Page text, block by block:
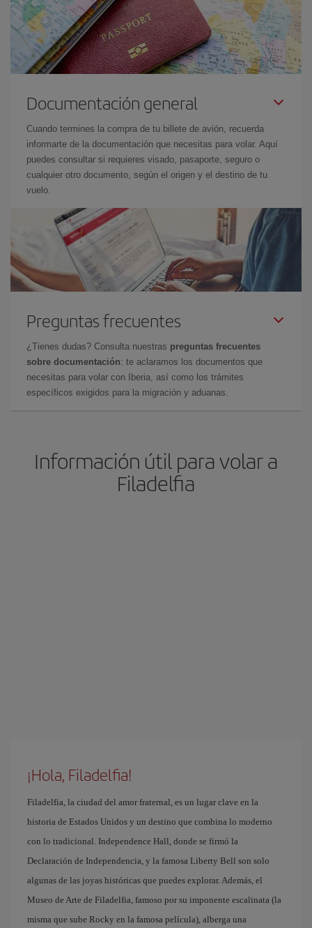
Documentación general
Cuando termines la compra de tu billete de avión, recuerda
informarte de la documentación que necesitas para volar. Aquí
puedes consultar si requieres visado, pasaporte, seguro o
cualquier otro documento, según el origen y el destino de tu
vuelo.
Preguntas frecuentes
¿Tienes dudas? Consulta nuestras preguntas frecuentes
sobre documentación: te aclaramos los documentos que
necesitas para volar con Iberia, así como los trámites
específicos exigidos para la migración y aduanas.
Información útil para volar a
Filadelfia
¡Hola, Filadelfia!
Filadelfia, la ciudad del amor fraternal, es un lugar clave en la
historia de Estados Unidos y un destino que combina lo moderno
con lo tradicional. Independence Hall, donde se firmó la
Declaración de Independencia, y la famosa Liberty Bell son solo
algunas de las joyas históricas que puedes explorar. Además, el
Museo de Arte de Filadelfia, famoso por su imponente escalinata (la
misma que sube Rocky en la famosa película), alberga una